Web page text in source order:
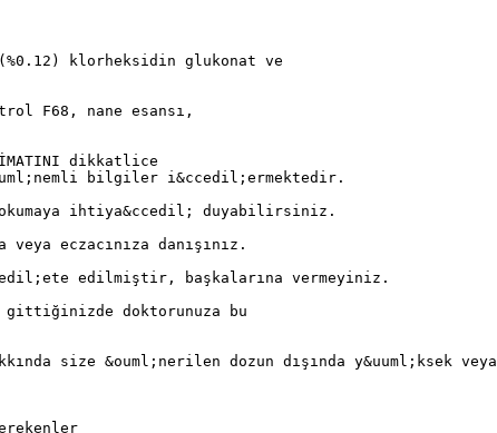
klorheksidin glukonat ve
F68, nane esansı,
dikkatlice
bilgiler i&ccedil;ermektedir.
ihtiya&ccedil; duyabilirsiniz.
eczacınıza danışınız.
edilmiştir, başkalarına vermeyiniz.
gittiğinizde doktorunuza bu
size &ouml;nerilen dozun dışında y&uuml;ksek veya